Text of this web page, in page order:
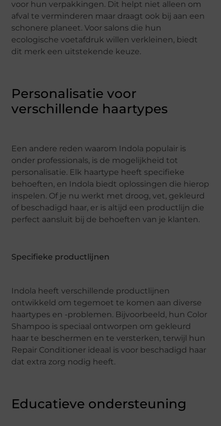
voor hun verpakkingen. Dit helpt niet alleen om
afval te verminderen maar draagt ook bij aan een
schonere planeet. Voor salons die hun
ecologische voetafdruk willen verkleinen, biedt
dit merk een uitstekende keuze.
Personalisatie voor
verschillende haartypes
Een andere reden waarom Indola populair is
onder professionals, is de mogelijkheid tot
personalisatie. Elk haartype heeft specifieke
behoeften, en Indola biedt oplossingen die hierop
inspelen. Of je nu werkt met droog, vet, gekleurd
of beschadigd haar, er is altijd een productlijn die
perfect aansluit bij de behoeften van je klanten.
Specifieke productlijnen
Indola heeft verschillende productlijnen
ontwikkeld om tegemoet te komen aan diverse
haartypes en -problemen. Bijvoorbeeld, hun Color
Shampoo is speciaal ontworpen om gekleurd
haar te beschermen en te versterken, terwijl hun
Repair Conditioner ideaal is voor beschadigd haar
dat extra zorg nodig heeft.
Educatieve ondersteuning